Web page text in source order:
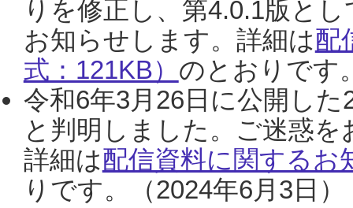
りを修正し、第4.0.1版と
お知らせします。詳細は配
式：121KB） のとおりです
令和6年3月26日に公開し
と判明しました。ご迷惑
詳細は配信資料に関するお
りです。（2024年6月3日）